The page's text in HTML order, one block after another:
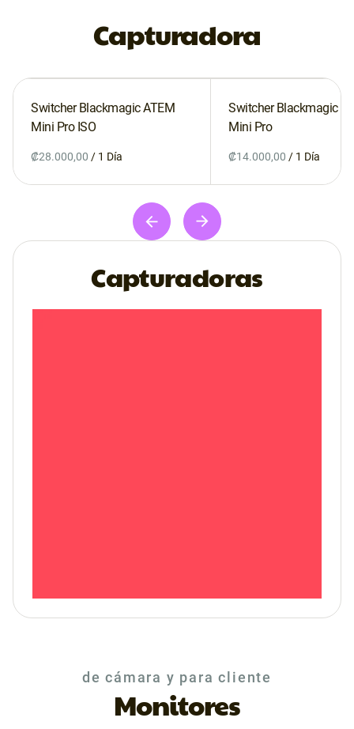
Capturadora
Switcher Blackmagic ATEM
Mini Pro ISO
/
Switcher Blackmagic
Mini Pro
/
Capturadoras
de cámara y para cliente
Monitores